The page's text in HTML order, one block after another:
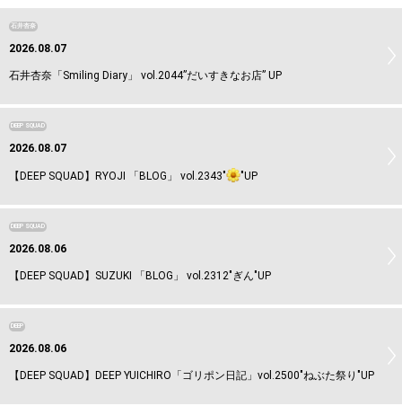
石井杏奈
2026.08.07
石井杏奈「Smiling Diary」 vol.2044”だいすきなお店” UP
DEEP SQUAD
2026.08.07
【DEEP SQUAD】RYOJI 「BLOG」 vol.2343" "UP
DEEP SQUAD
2026.08.06
【DEEP SQUAD】SUZUKI 「BLOG」 vol.2312"ぎん"UP
DEEP
2026.08.06
【DEEP SQUAD】DEEP YUICHIRO「ゴリポン日記」vol.2500"ねぶた祭り"UP